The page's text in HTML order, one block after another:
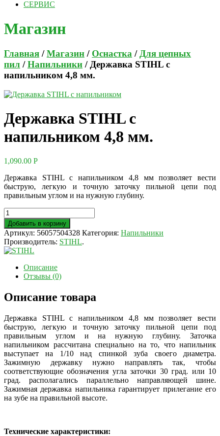
СЕРВИС
Магазин
Главная /Магазин / Оснастка /Для цепных
пил /Напильники / Державка STIHL с
напильником 4,8 мм.
Державка STIHL с
напильником 4,8 мм.
1,090.00 Р
Державка STIHL с напильником 4,8 мм позволяет вести
быструю, легкую и точную заточку пильной цепи под
правильным углом и на нужную глубину.
Добавить в корзину
Артикул: 56057504328 Категория: Напильники
Производитель: STIHL.
Описание
Отзывы (0)
Описание товара
Державка STIHL с напильником 4,8 мм позволяет вести
быструю, легкую и точную заточку пильной цепи под
правильным углом и на нужную глубину. Заточка
напильником рассчитана специально на то, что напильник
выступает на 1/10 над спинкой зуба своего диаметра.
Зажимную державку нужно направлять так, чтобы
соответствующие обозначения угла заточки 30 град. или 10
град. располагались параллельно направляющей шине.
Зажимная державка напильника гарантирует прилегание его
на зубе на правильной высоте.
Технические характеристики: